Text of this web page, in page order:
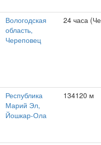
Вологодская
область,
Череповец
24 часа
Республика
Марий Эл,
Йошкар-Ола
134120 м